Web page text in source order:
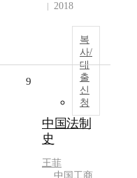
2018
복
사/
대
출
신
청
9
中国法制
史
王菲
中国工商